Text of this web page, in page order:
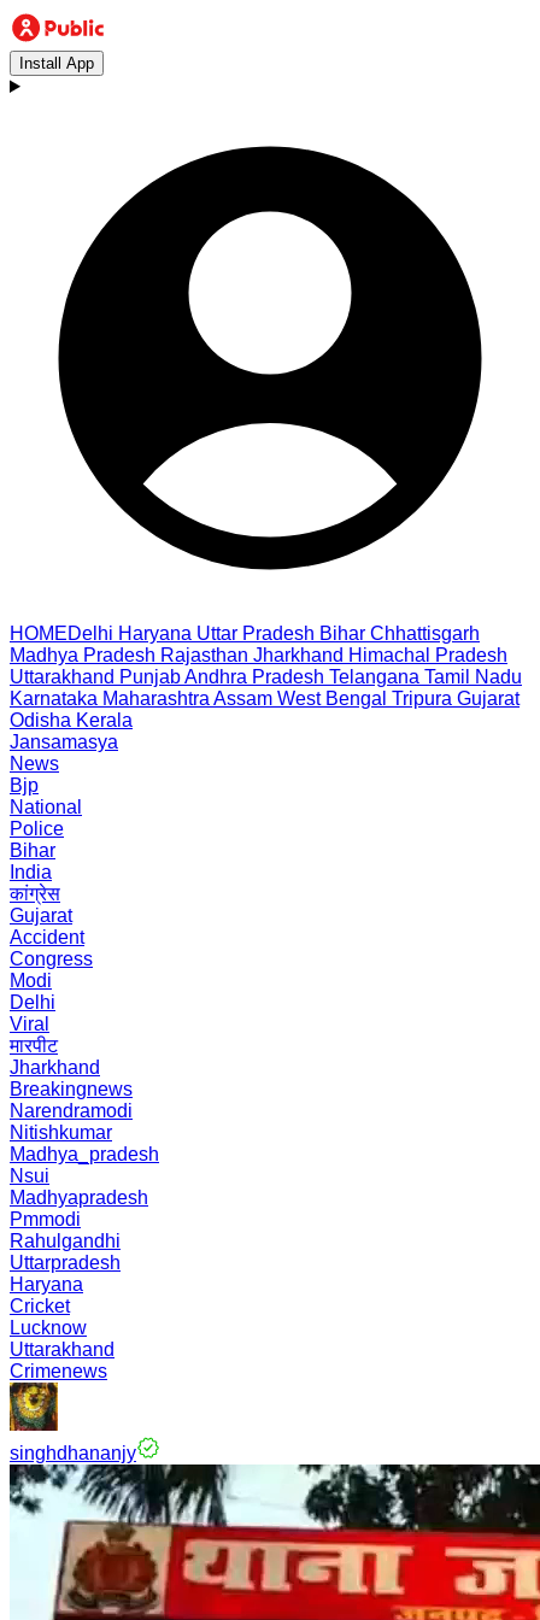
Install App
HOMEDelhi Haryana Uttar Pradesh Bihar Chhattisgarh
Madhya Pradesh Rajasthan Jharkhand Himachal Pradesh
Uttarakhand PunjabAndhra Pradesh Telangana Tamil Nadu
Karnataka Maharashtra Assam West Bengal Tripura Gujarat
Odisha Kerala
Jansamasya
News
Bjp
National
Police
Bihar
India
कांग्रेस
Gujarat
Accident
Congress
Modi
Delhi
Viral
मारपीट
Jharkhand
Breakingnews
Narendramodi
Nitishkumar
Madhya_pradesh
Nsui
Madhyapradesh
Pmmodi
Rahulgandhi
Uttarpradesh
Haryana
Cricket
Lucknow
Uttarakhand
Crimenews
singhdhananjy